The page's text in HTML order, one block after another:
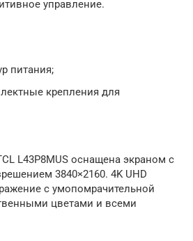
управление.
питания;
крепления для
L43P8MUS оснащена экраном с
3840×2160. 4K UHD
с умопомрачительной
цветами и всеми